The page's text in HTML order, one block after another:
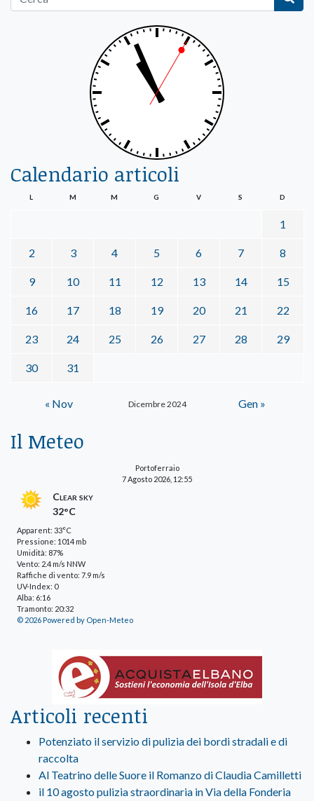
Calendario articoli
Dicembre 2024
L M M G V S D
1
2 3 4 5 6 7 8
9 10 11 12 13 14 15
16 17 18 19 20 21 22
23 24 25 26 27 28 29
30 31
« Nov Gen »
Il Meteo
Portoferraio
7 Agosto 2026, 12:55
Clear sky
32°C
Apparent: 33°C
Pressione: 1014 mb
Umidità: 87%
Vento: 2.4 m/s NNW
Raffiche di vento: 7.9 m/s
UV-Index: 0
Alba: 6:16
Tramonto: 20:32
© 2026 Powered by Open-Meteo
Articoli recenti
Potenziato il servizio di pulizia dei bordi stradali e di
raccolta
Al Teatrino delle Suore il Romanzo di Claudia Camilletti
il 10 agosto pulizia straordinaria in Via della Fonderia